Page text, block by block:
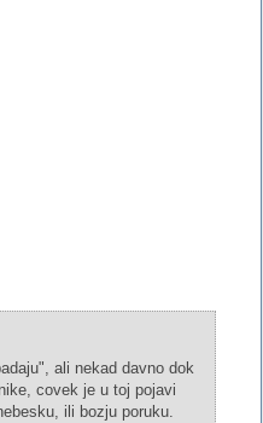
ali nekad davno dok
covek je u toj pojavi
ili bozju poruku.